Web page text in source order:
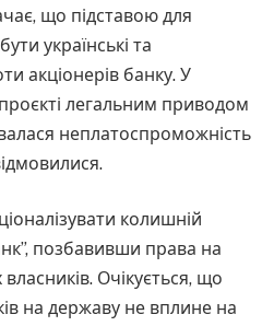
що підставою для
українські та
акціонерів банку. У
легальним приводом
неплатоспроможність
колишній
позбавивши права на
власників. Очікується, що
на державу не вплине на